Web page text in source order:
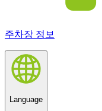
주차장 정보
Language